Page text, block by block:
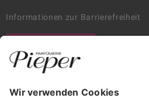
Informationen zur Barrierefreiheit